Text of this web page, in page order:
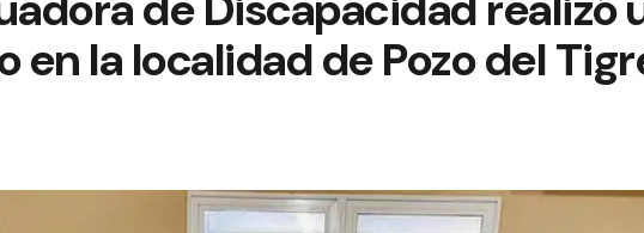
en la localidad de Pozo del